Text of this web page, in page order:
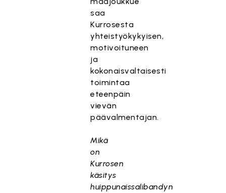
saa
Kurrosesta
yhteistyökykyisen,
motivoituneen
ja
kokonaisvaltaisesti
toimintaa
eteenpäin
vievän
päävalmentajan.
Mikä
on
Kurrosen
käsitys
huippunaissalibandyn